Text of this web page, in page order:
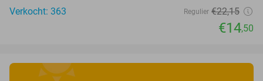
Verkocht: 363
Regulier €22,15
€14,50